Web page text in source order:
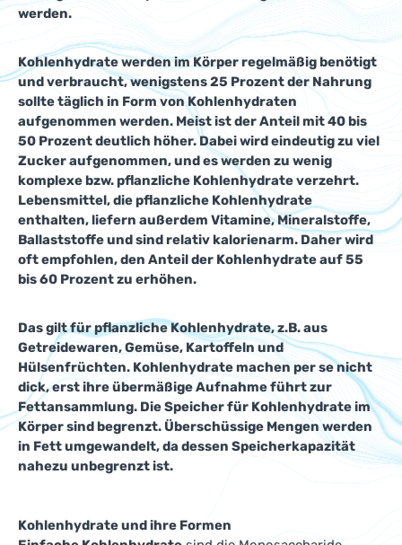
werden.
Kohlenhydrate werden im Körper regelmäßig benötigt
und verbraucht, wenigstens 25 Prozent der Nahrung
sollte täglich in Form von Kohlenhydraten
aufgenommen werden. Meist ist der Anteil mit 40 bis
50 Prozent deutlich höher. Dabei wird eindeutig zu viel
Zucker aufgenommen, und es werden zu wenig
komplexe bzw. pflanzliche Kohlenhydrate verzehrt.
Lebensmittel, die pflanzliche Kohlenhydrate
enthalten, liefern außerdem Vitamine, Mineralstoffe,
Ballaststoffe und sind relativ kalorienarm. Daher wird
oft empfohlen, den Anteil der Kohlenhydrate auf 55
bis 60 Prozent zu erhöhen.
Das gilt für pflanzliche Kohlenhydrate, z.B. aus
Getreidewaren, Gemüse, Kartoffeln und
Hülsenfrüchten. Kohlenhydrate machen per se nicht
dick, erst ihre übermäßige Aufnahme führt zur
Fettansammlung. Die Speicher für Kohlenhydrate im
Körper sind begrenzt. Überschüssige Mengen werden
in Fett umgewandelt, da dessen Speicherkapazität
nahezu unbegrenzt ist.
Kohlenhydrate und ihre Formen